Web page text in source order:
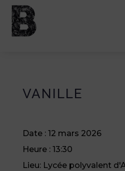
VANILLE
Date : 12 mars 2026
Heure : 13:30
Lieu: Lycée polyvalent